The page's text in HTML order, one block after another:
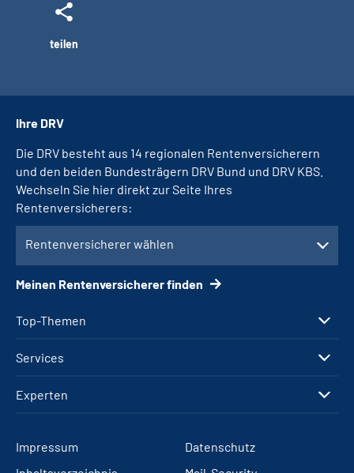
teilen
Top-Themen
Services
Experten
Ihre DRV
Die DRV besteht aus 14 regionalen Rentenversicherern
und den beiden Bundesträgern DRV Bund und DRV KBS.
Wechseln Sie hier direkt zur Seite Ihres
Rentenversicherers:
Rentenversicherer wählen
Meinen Rentenversicherer finden
Impressum
Datenschutz